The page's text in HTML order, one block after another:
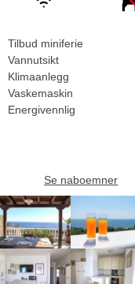
Tilbud miniferie
Vannutsikt
Klimaanlegg
Vaskemaskin
Energivennlig
Se naboemner